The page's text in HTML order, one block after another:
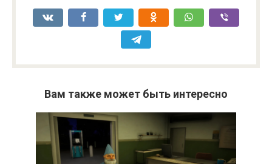
Вам также может быть интересно